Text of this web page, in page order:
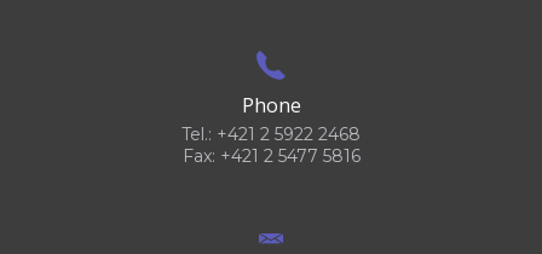
Phone
Tel.: +421 2 5922 2468
Fax: +421 2 5477 5816